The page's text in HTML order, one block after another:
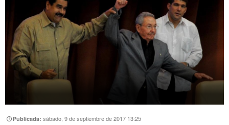
Publicada:sábado, 9 de septiembre de 2017 13:25